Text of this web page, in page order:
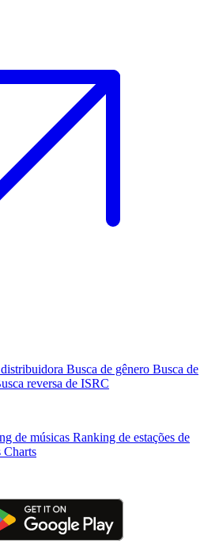
Busca de gênero Busca de
reversa de ISRC
de músicas Ranking de estações de
Charts